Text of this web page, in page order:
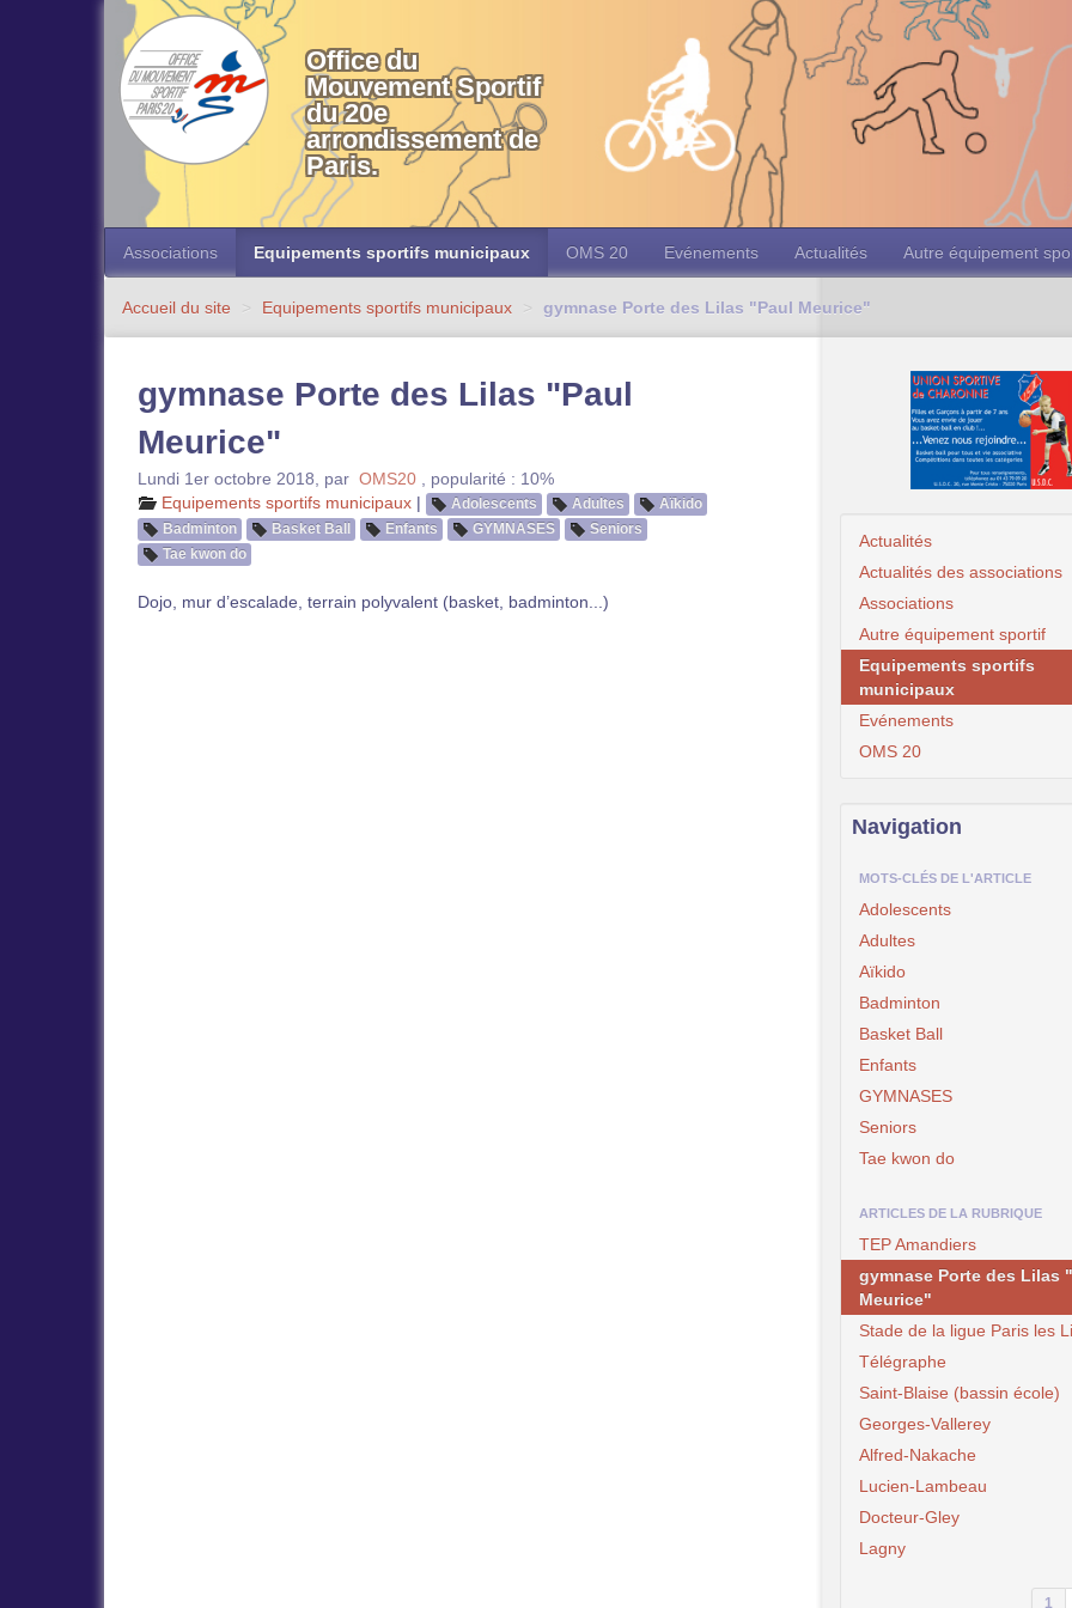
Office du
Mouvement Sportif
du 20e
arrondissement de
Paris.
Associations Equipements sportifs municipaux OMS 20 Evénements Actualités Autre équipement
Accueil du site > Equipements sportifs municipaux > gymnase Porte des Lilas "Paul Meurice"
gymnase Porte des Lilas "Paul
Meurice"
Lundi 1er octobre 2018 par OMS20
popularité : 10%
Equipements sportifs municipaux | Adolescents Adultes
Aïkido
Badminton
Basket Ball Enfants GYMNASES
Seniors
Tae kwon do
Dojo, mur d’escalade, terrain polyvalent (basket, badminton...)
Actualités
Actualités des associations
Associations
Autre équipement sportif
Equipements sportifs
municipaux
Evénements
OMS 20
Navigation
MOTS-CLÉS DE L'ARTICLE
Adolescents
Adultes
Aïkido
Badminton
Basket Ball
Enfants
GYMNASES
Seniors
Tae kwon do
ARTICLES DE LA RUBRIQUE
TEP Amandiers
gymnase Porte des Lilas
Meurice"
Stade de la ligue Paris les
Télégraphe
Saint-Blaise (bassin école)
Georges-Vallerey
Alfred-Nakache
Lucien-Lambeau
Docteur-Gley
Lagny
1